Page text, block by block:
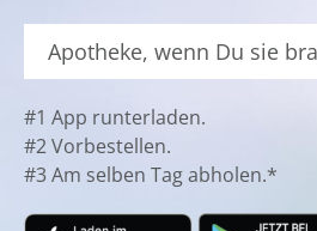
Apotheke, wenn Du sie
#1 App runterladen.
#2 Vorbestellen.
#3 Am selben Tag abholen.*